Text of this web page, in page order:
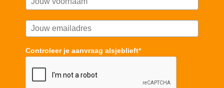
Controleer je aanvraag alsjeblieft*